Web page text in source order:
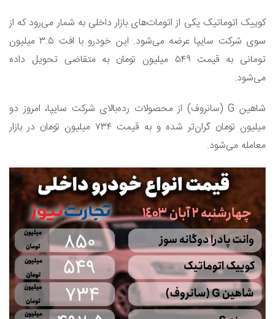
کوییک اتوماتیک یکی از اتومات‌های بازار داخلی به شمار می‌رود که از
سوی شرکت سایپا عرضه می‌شود. این خودرو با افت ۳.۵ میلیون
تومانی به قیمت ۵۴۹ میلیون تومان به متقاضی تحویل داده
می‌شود.
شاهین G (سانروف) از محصولات رده‌بالای شرکت سایپا، امروز دو
میلیون تومان گران‌تر شده و به قیمت ۷۳۴ میلیون تومان در بازار
معامله می‌شود.